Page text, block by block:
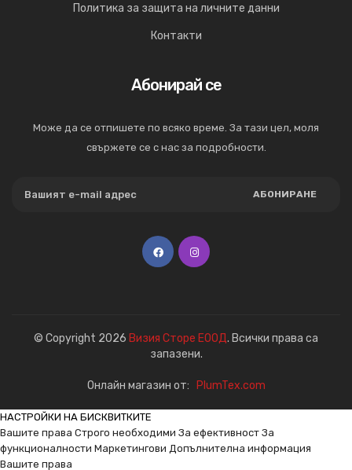
Политика за защита на личните данни
Контакти
Абонирай се
Може да се отпишете по всяко време. За тази цел, моля
свържете се с нас за подробности.
АБОНИРАНЕ
© Copyright 2026 Визия Сторе ЕООД. Всички права са
запазени.
Онлайн магазин от: PlumTex.com
НАСТРОЙКИ НА БИСКВИТКИТЕ
Вашите права Строго необходими За ефективност За
функционалности Маркетингови Допълнителна информация
Вашите права